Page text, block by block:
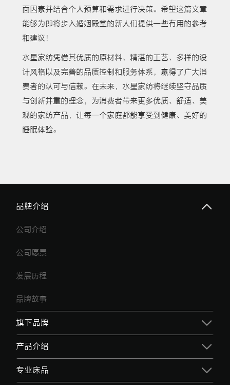
面因素并结合个人预算和需求进行决策。希望这篇文章
能够为即将步入婚姻殿堂的新人们提供一些有用的参考
和建议！
水星家纺凭借其优质的原材料、精湛的工艺、多样的设
计风格以及完善的品质控制和服务体系，赢得了广大消
费者的认可与信赖。在未来，水星家纺将继续坚守品质
与创新并重的理念，为消费者带来更多优质、舒适、美
观的家纺产品，让每一个家庭都能享受到健康、美好的
睡眠体验。
品牌介绍
公司介绍
公司愿景
发展历程
品牌故事
旗下品牌
产品介绍
专业床品